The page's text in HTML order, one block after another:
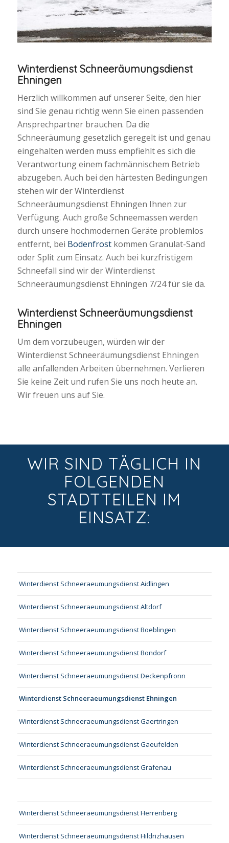
Winterdienst Schneeräumungsdienst
Ehningen
Herzlich willkommen auf unserer Seite, den hier
sind Sie genau richtig wenn Sie einen passenden
Ansprechpartner brauchen. Da die
Schneeräumung gesetzlich geregelt ist und genau
eingehalten werden muss empfiehlt es sich die
Verantwortung einem fachmännischem Betrieb
abzugeben. Auch bei den härtesten Bedingungen
stehen wir der Winterdienst
Schneeräumungsdienst Ehningen Ihnen zur
Verfügung. Auch große Schneemassen werden
durch unsere hochmodernen Geräte problemlos
entfernt, bei Bodenfrost kommen Granulat-Sand
oder Split zum Einsatz. Auch bei kurzfristigem
Schneefall sind wir der Winterdienst
Schneeräumungsdienst Ehningen 7/24 für sie da.
Winterdienst Schneeräumungsdienst
Ehningen
Um dem vorzubeugen, würden wir der
Winterdienst Schneeräumungsdienst Ehningen
alle anfallenden Arbeiten übernehmen. Verlieren
Sie keine Zeit und rufen Sie uns noch heute an.
Wir freuen uns auf Sie.
WIR SIND TÄGLICH IN
FOLGENDEN
STADTTEILEN IM
EINSATZ:
Winterdienst Schneeraeumungsdienst Aidlingen
Winterdienst Schneeraeumungsdienst Altdorf
Winterdienst Schneeraeumungsdienst Boeblingen
Winterdienst Schneeraeumungsdienst Bondorf
Winterdienst Schneeraeumungsdienst Deckenpfronn
Winterdienst Schneeraeumungsdienst Ehningen
Winterdienst Schneeraeumungsdienst Gaertringen
Winterdienst Schneeraeumungsdienst Gaeufelden
Winterdienst Schneeraeumungsdienst Grafenau
Winterdienst Schneeraeumungsdienst Herrenberg
Winterdienst Schneeraeumungsdienst Hildrizhausen